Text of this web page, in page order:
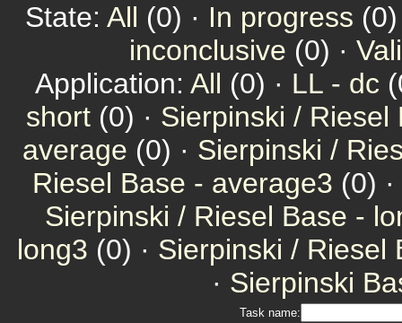
State: All (0) · In progress
inconclusive (0) ·
Application: All (0) · LL - dc
short (0) · Sierpinski / Riesel
average (0) · Sierpinski /
Riesel Base - average3 (0) ·
Sierpinski / Riesel Base -
long3 (0) · Sierpinski / Riesel
· Sierpinski
Task name: